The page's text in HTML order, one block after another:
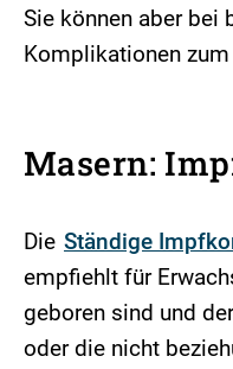
Sie können aber bei
Komplikationen
Masern:
Die Ständige
empfiehlt für
geboren sind und
oder die nicht